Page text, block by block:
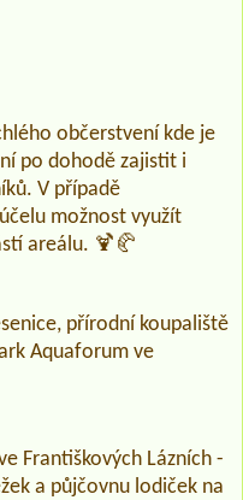
občerstvení kde je
po dohodě zajistit i
V případě
možnost využít
areálu. 🍹🥐
přírodní koupaliště
Aquaforum ve
Františkových Lázních -
a půjčovnu lodiček na